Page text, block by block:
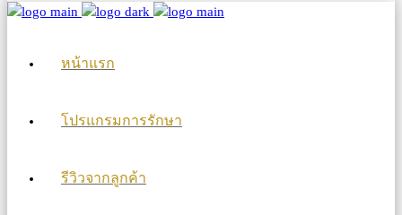
หน้าแรก
โปรแกรมการรักษา
รีวิวจากลูกค้า